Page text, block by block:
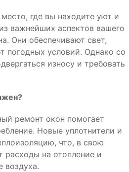
где вы находите уют и
важнейших аспектов вашего
Они обеспечивают свет,
погодных условий. Однако со
износу и требовать
ремонт окон помогает
Новые уплотнители и
что, в свою
расходы на отопление и
воздуха.